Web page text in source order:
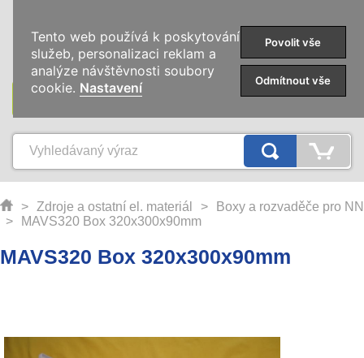
KATEGORIE
> Zdroje a ostatní el. materiál >
Boxy a rozvaděče pro NN
>
MAVS320 Box 320x300x90mm
MAVS320 Box 320x300x90mm
Tento web používá k poskytování
služeb, personalizaci reklam a
analýze návštěvnosti soubory
cookie. Nastavení
Povolit vše
Odmítnout vše